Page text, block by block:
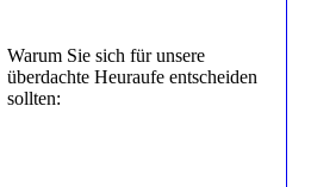
Warum Sie sich für unsere
überdachte Heuraufe entscheiden
sollten: